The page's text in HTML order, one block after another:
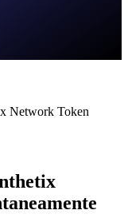
Network Token